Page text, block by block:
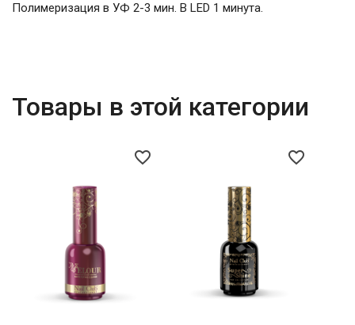
Полимеризация в УФ 2-3 мин. В LED 1 минута.
Товары в этой категории
favorite_border favorite_border